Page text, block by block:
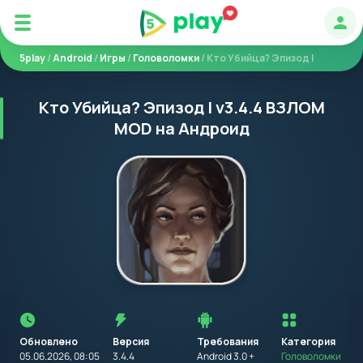
5play/Android /Игры /Головоломки/ Кто Убийца? Эпизод I
Кто Убийца? Эпизод I v3.4.4 ВЗЛОМ
MOD на Андроид
Обновлено
05.06.2026, 08:05
Версия
3.4.4
Требования
Android 3.0 +
установкой
приложения
на
устройство
Категория
Головоломки